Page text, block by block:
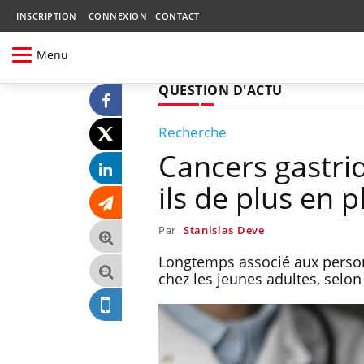
INSCRIPTION CONNEXION CONTACT
Menu
QUESTION D'ACTU
Recherche
Cancers
ils de plus en
Par Stanislas Deve
Longtemps associé aux
chez les jeunes adultes,